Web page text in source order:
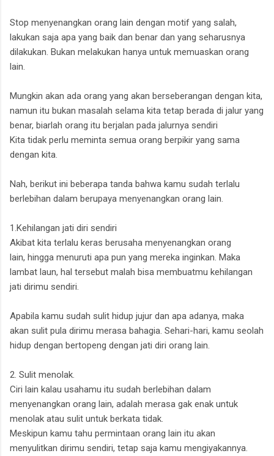
Stop menyenangkan orang lain dengan motif yang salah,
lakukan saja apa yang baik dan benar dan yang seharusnya
dilakukan. Bukan melakukan hanya untuk memuaskan orang
lain.
Mungkin akan ada orang yang akan berseberangan dengan kita,
namun itu bukan masalah selama kita tetap berada di jalur yang
benar, biarlah orang itu berjalan pada jalurnya sendiri
Kita tidak perlu meminta semua orang berpikir yang sama
dengan kita.
Nah, berikut ini beberapa tanda bahwa kamu sudah terlalu
berlebihan dalam berupaya menyenangkan orang lain.
1.Kehilangan jati diri sendiri
Akibat kita terlalu keras berusaha menyenangkan orang
lain, hingga menuruti apa pun yang mereka inginkan. Maka
lambat laun, hal tersebut malah bisa membuatmu kehilangan
jati dirimu sendiri.
Apabila kamu sudah sulit hidup jujur dan apa adanya, maka
akan sulit pula dirimu merasa bahagia. Sehari-hari, kamu seolah
hidup dengan bertopeng dengan jati diri orang lain.
2. Sulit menolak.
Ciri lain kalau usahamu itu sudah berlebihan dalam
menyenangkan orang lain, adalah merasa gak enak untuk
menolak atau sulit untuk berkata tidak.
Meskipun kamu tahu permintaan orang lain itu akan
menyulitkan dirimu sendiri, tetap saja kamu mengiyakannya.